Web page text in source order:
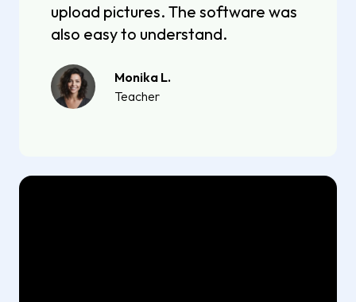
upload pictures. The software was
also easy to understand.
Monika L.
Teacher